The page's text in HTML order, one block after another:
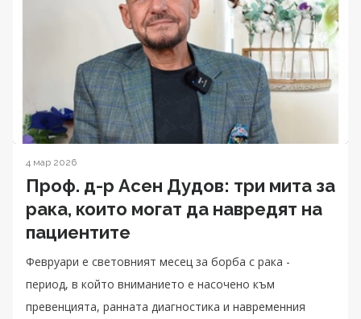
4 мар 2026
Проф. д-р Асен Дудов: три мита за
рака, които могат да навредят на
пациентите
Февруари е световният месец за борба с рака -
период, в който вниманието е насочено към
превенцията, ранната диагностика и навременния